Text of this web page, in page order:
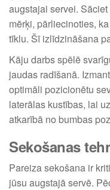
augstajai servei.
mērķi, pārliecinoties,
tīklu. Šī izlīdzināšana
Kāju darbs spēlē
jaudas radīšanā.
optimāli pozicionētu
laterālas kustības, lai
atkarībā no bumbas
Sekošanas
Pareiza sekošana ir
jūsu augstajā servē.